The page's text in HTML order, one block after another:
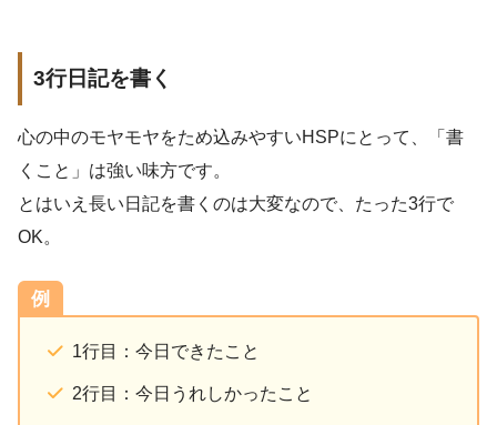
3行日記を書く
心の中のモヤモヤをため込みやすいHSPにとって、「書
くこと」は強い味方です。
とはいえ長い日記を書くのは大変なので、たった3行で
OK。
例
1行目：今日できたこと
2行目：今日うれしかったこと